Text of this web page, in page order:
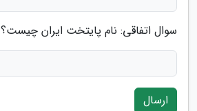
سوال اتفاقی: نام پایتخت ایران چیست؟
ارسال